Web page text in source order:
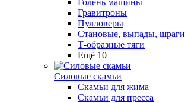
Голень машины
Гравитроны
Пулловеры
Становые, выпады, шраги
Т-образные тяги
Ещё 10
Силовые скамьи
Скамьи для жима
Скамьи для пресса